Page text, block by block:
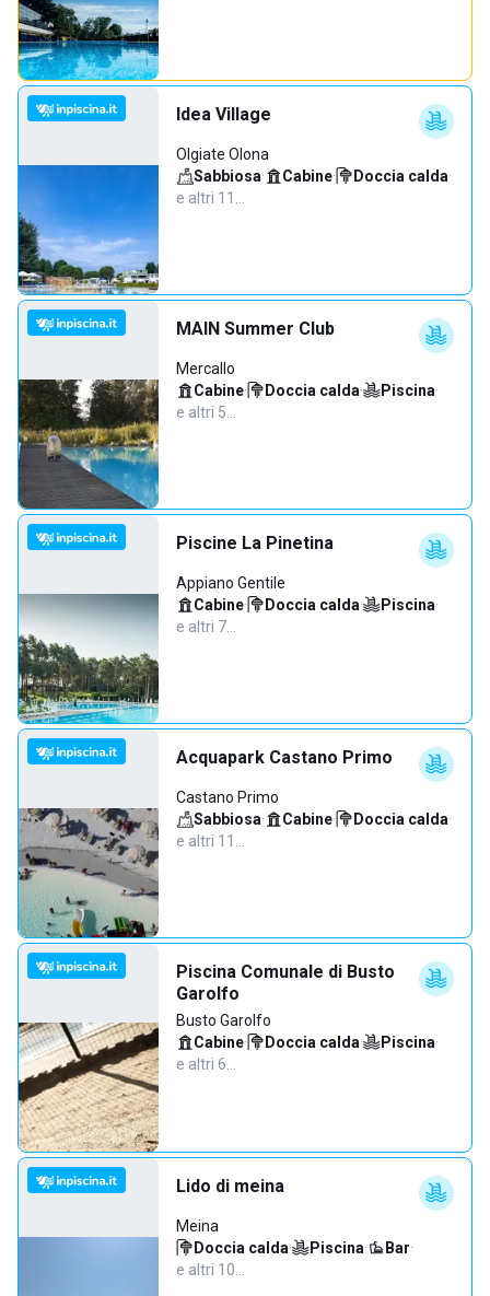
Idea Village
Olgiate Olona
Sabbiosa· Cabine· Doccia calda·
e altri 11…
MAIN Summer Club
Mercallo
Cabine· Doccia calda· Piscina·
e altri 5…
Piscine La Pinetina
Appiano Gentile
Cabine· Doccia calda· Piscina·
e altri 7…
Acquapark Castano Primo
Castano Primo
Sabbiosa· Cabine· Doccia calda·
e altri 11…
Piscina Comunale di Busto
Garolfo
Busto Garolfo
Cabine· Doccia calda· Piscina·
e altri 6…
Lido di meina
Meina
Doccia calda· Piscina· Bar·
e altri 10…